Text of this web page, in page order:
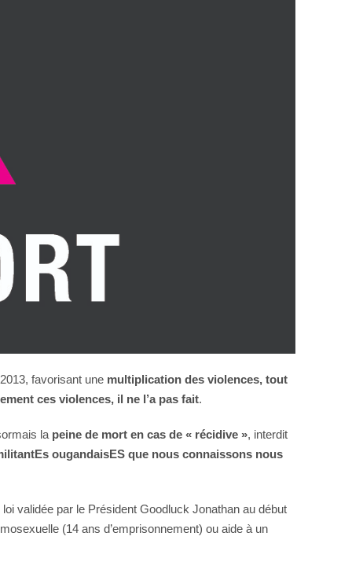
favorisant une multiplication des violences, tout
ces violences, il ne l’a pas fait.
la peine de mort en cas de « récidive », interdit
ougandaisES que nous connaissons nous
loi validée par le Président Goodluck Jonathan au début
(14 ans d’emprisonnement) ou aide à un